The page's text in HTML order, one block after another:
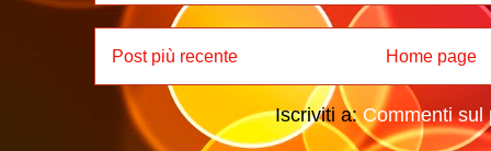
Post più recente Home page
Iscriviti a:Commenti sul